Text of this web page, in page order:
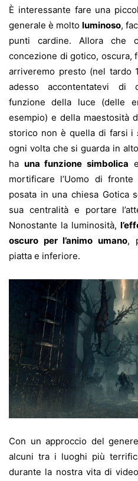
È interessante fare una
generale è molto luminoso,
punti cardine. Allora che
concezione di gotico, oscura,
arriveremo presto (nel tardo
adesso accontentatevi di
funzione della luce (delle
esempio) e della maestosità
storico non è quella di farsi i
ogni volta che si guarda in
ha una funzione simbolica
mortificare l’Uomo di
posata in una chiesa Gotica
sua centralità e portare
Nonostante la luminosità,
oscuro per l’animo umano,
piatta e inferiore.
Con un approccio del
alcuni tra i luoghi più
durante la nostra vita di